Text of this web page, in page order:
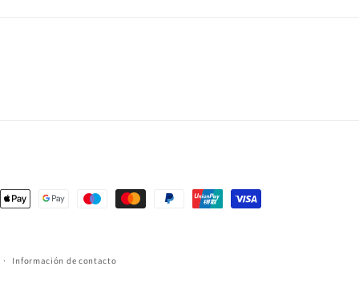
Información de contacto